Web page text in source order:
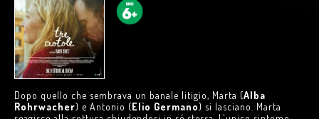
Dopo quello che sembrava un banale litigio, Marta (Alba
Rohrwacher) e Antonio (Elio Germano) si lasciano. Marta